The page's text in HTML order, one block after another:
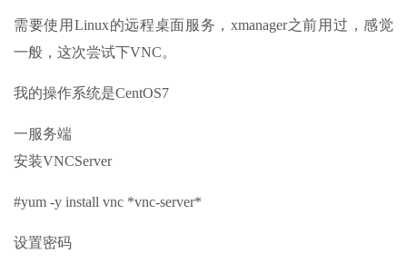
需要使用Linux的远程桌面服务，xmanager之前用过，感觉
一般，这次尝试下VNC。
我的操作系统是CentOS7
一服务端
安装VNCServer
#yum -y install vnc *vnc-server*
设置密码